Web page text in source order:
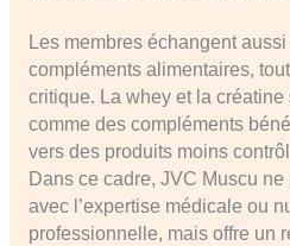
Les membres échangent
compléments alimentaires,
critique. La whey et la
comme des compléments
vers des produits moins
Dans ce cadre, JVC Muscu
avec l’expertise médicale ou
professionnelle, mais offre un